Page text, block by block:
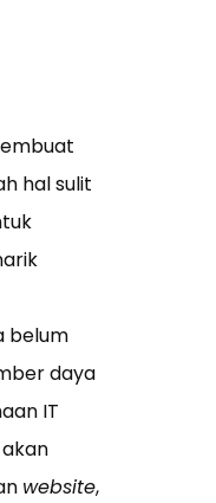
hal sulit
belum
daya
IT
website,